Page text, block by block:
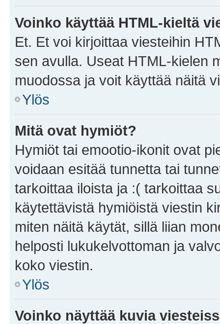
Voinko käyttää HTML-kieltä
Et. Et voi kirjoittaa viesteihin
sen avulla. Useat HTML-kielen
muodossa ja voit käyttää näitä
Ylös
Mitä ovat hymiöt?
Hymiöt tai emootio-ikonit ovat
voidaan esitää tunnetta tai
tarkoittaa iloista ja :( tarkoittaa
käytettävistä hymiöistä viestin
miten näitä käytät, sillä liian
helposti lukukelvottoman ja
koko viestin.
Ylös
Voinko näyttää kuvia